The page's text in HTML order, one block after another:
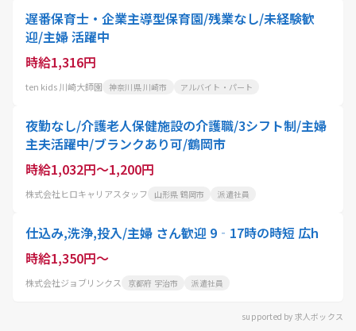
遅番保育士・企業主導型保育園/残業なし/未経験歓
迎/主婦 活躍中
時給1,316円
ten kids 川崎大師園 神奈川県 川崎市 アルバイト・パート
夜勤なし/介護老人保健施設の介護職/3シフト制/主婦
主夫活躍中/ブランクあり可/鶴岡市
時給1,032円～1,200円
株式会社ヒロキャリアスタッフ 山形県 鶴岡市 派遣社員
仕込み,洗浄,投入/主婦 さん歓迎 9‐17時の時短 広h
時給1,350円～
株式会社ジョブリンクス 京都府 宇治市 派遣社員
supported by 求人ボックス